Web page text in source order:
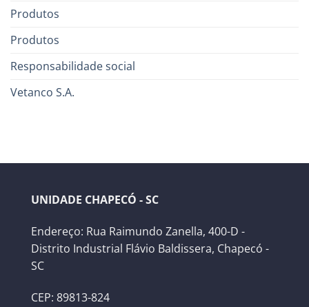
Produtos
Produtos
Responsabilidade social
Vetanco S.A.
UNIDADE CHAPECÓ - SC
Endereço: Rua Raimundo Zanella, 400-D -
Distrito Industrial Flávio Baldissera, Chapecó -
SC
CEP: 89813-824